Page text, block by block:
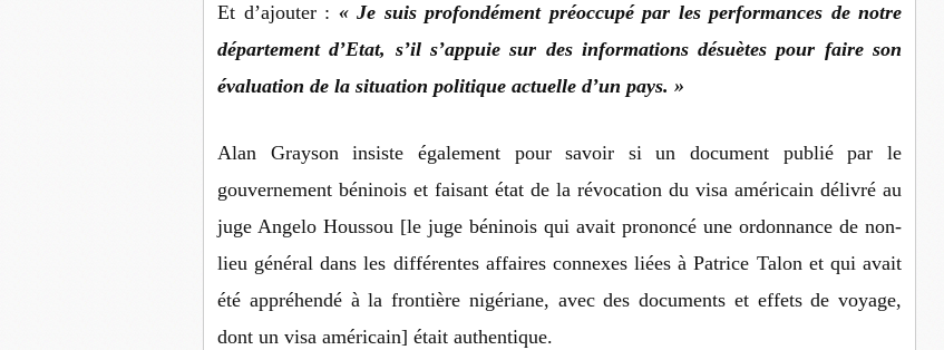
Et d’ajouter : « Je suis profondément préoccupé par les performances de notre
département d’Etat, s’il s’appuie sur des informations désuètes pour faire son
évaluation de la situation politique actuelle d’un pays. »
Alan Grayson insiste également pour savoir si un document publié par le
gouvernement béninois et faisant état de la révocation du visa américain délivré au
juge Angelo Houssou [le juge béninois qui avait prononcé une ordonnance de non-
lieu général dans les différentes affaires connexes liées à Patrice Talon et qui avait
été appréhendé à la frontière nigériane, avec des documents et effets de voyage,
dont un visa américain] était authentique.